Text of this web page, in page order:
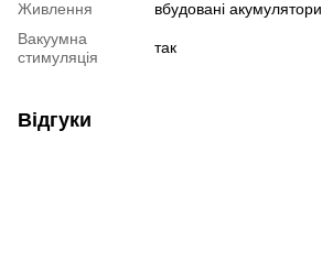
Живлення
вбудовані акумулятори
Вакуумна
стимуляція
так
Відгуки